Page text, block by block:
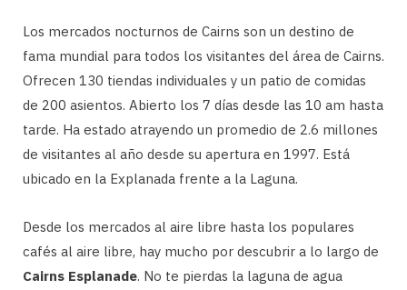
Los mercados nocturnos de Cairns son un destino de
fama mundial para todos los visitantes del área de Cairns.
Ofrecen 130 tiendas individuales y un patio de comidas
de 200 asientos. Abierto los 7 días desde las 10 am hasta
tarde. Ha estado atrayendo un promedio de 2.6 millones
de visitantes al año desde su apertura en 1997. Está
ubicado en la Explanada frente a la Laguna.
Desde los mercados al aire libre hasta los populares
cafés al aire libre, hay mucho por descubrir a lo largo de
Cairns Esplanade. No te pierdas la laguna de agua